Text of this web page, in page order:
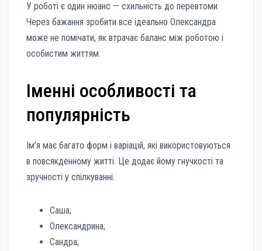
У роботі є один нюанс — схильність до перевтоми.
Через бажання зробити все ідеально Олександра
може не помічати, як втрачає баланс між роботою і
особистим життям.
Іменні особливості та
популярність
Ім’я має багато форм і варіацій, які використовуються
в повсякденному житті. Це додає йому гнучкості та
зручності у спілкуванні.
Саша;
Олександрина;
Сандра;